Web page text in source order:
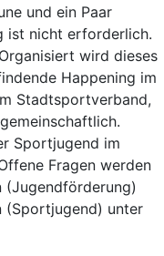
und ein Paar
ist nicht erforderlich.
wird dieses
Happening im
Stadtsportverband,
Sportjugend im
Fragen werden
(Sportjugend) unter